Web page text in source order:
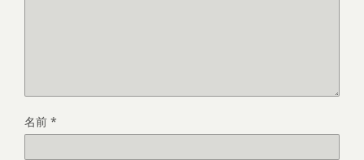
名前 *